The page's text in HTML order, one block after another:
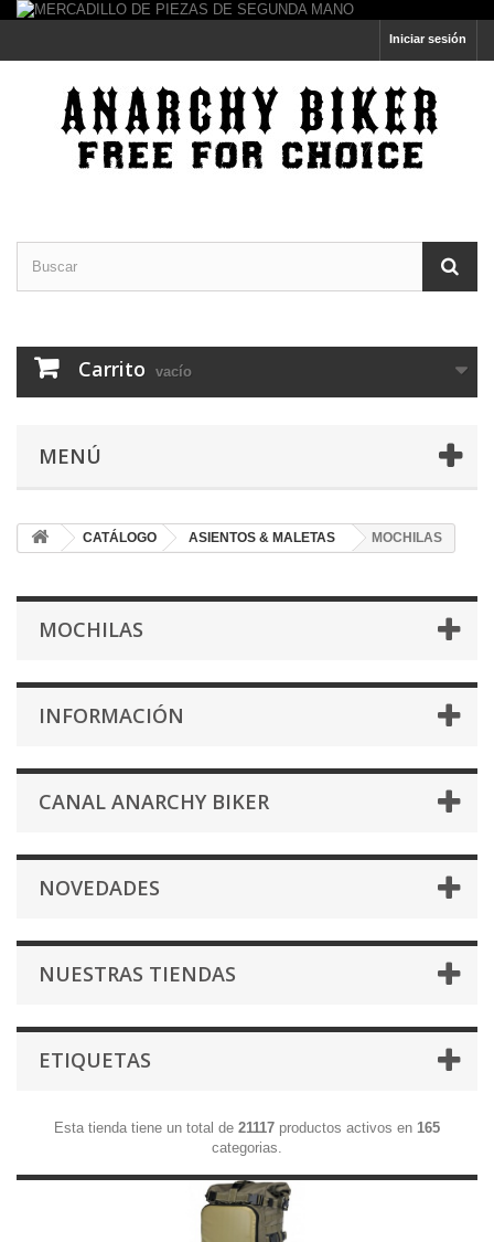
Iniciar sesión
Carrito vacío
MENÚ
CATÁLOGO ASIENTOS & MALETAS MOCHILAS
MOCHILAS
INFORMACIÓN
CANAL ANARCHY BIKER
NOVEDADES
NUESTRAS TIENDAS
ETIQUETAS
Esta tienda tiene un total de 21117 productos activos en 165
categorias.